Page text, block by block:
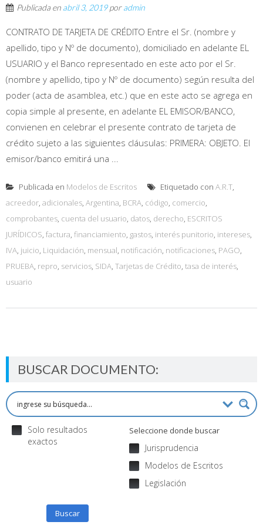
Publicada en abril 3, 2019poradmin
CONTRATO DE TARJETA DE CRÉDITO Entre el Sr. (nombre y
apellido, tipo y Nº de documento), domiciliado en adelante EL
USUARIO y el Banco representado en este acto por el Sr.
(nombre y apellido, tipo y Nº de documento) según resulta del
poder (acta de asamblea, etc.) que en este acto se agrega en
copia simple al presente, en adelante EL EMISOR/BANCO,
convienen en celebrar el presente contrato de tarjeta de
crédito sujeto a las siguientes cláusulas: PRIMERA: OBJETO. El
emisor/banco emitirá una ...
Publicada en Modelos de Escritos Etiquetado con A.R.T,
acreedor, adicionales, Argentina, BCRA, código, comercio,
comprobantes, cuenta del usuario, datos, derecho, ESCRITOS
JURÍDICOS, factura, financiamiento, gastos, interés punitorio, intereses,
IVA, juicio, Liquidación, mensual, notificación, notificaciones, PAGO,
PRUEBA, repro, servicios, SIDA, Tarjetas de Crédito, tasa de interés,
usuario
BUSCAR DOCUMENTO:
Solo resultados
exactos
Seleccione donde buscar
Jurisprudencia
Modelos de Escritos
Legislación
Buscar